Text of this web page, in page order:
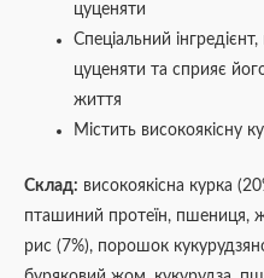
цуценяти
Спеціальний
цуценяти та сприяє
життя
Містить високоякісну
Склад: високоякісна курка
пташиний протеїн, пшениця,
рис (7%), порошок